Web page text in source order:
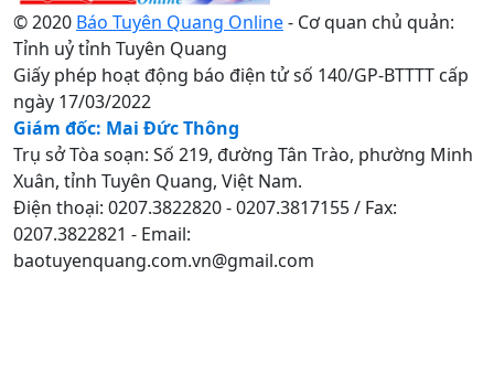
© 2020 Báo Tuyên Quang Online- Cơ quan chủ quản:
Tỉnh uỷ tỉnh Tuyên Quang
Giấy phép hoạt động báo điện tử số 140/GP-BTTTT cấp
ngày 17/03/2022
Giám đốc: Mai Đức Thông
Trụ sở Tòa soạn: Số 219, đường Tân Trào, phường Minh
Xuân, tỉnh Tuyên Quang, Việt Nam.
Điện thoại: 0207.3822820 - 0207.3817155 / Fax:
0207.3822821 - Email:
baotuyenquang.com.vn@gmail.com